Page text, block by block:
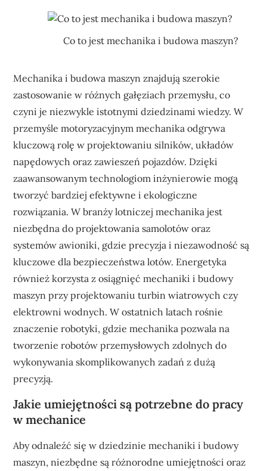
Co to jest mechanika i budowa maszyn?
Mechanika i budowa maszyn znajdują szerokie
zastosowanie w różnych gałęziach przemysłu, co
czyni je niezwykle istotnymi dziedzinami wiedzy. W
przemyśle motoryzacyjnym mechanika odgrywa
kluczową rolę w projektowaniu silników, układów
napędowych oraz zawieszeń pojazdów. Dzięki
zaawansowanym technologiom inżynierowie mogą
tworzyć bardziej efektywne i ekologiczne
rozwiązania. W branży lotniczej mechanika jest
niezbędna do projektowania samolotów oraz
systemów awioniki, gdzie precyzja i niezawodność są
kluczowe dla bezpieczeństwa lotów. Energetyka
również korzysta z osiągnięć mechaniki i budowy
maszyn przy projektowaniu turbin wiatrowych czy
elektrowni wodnych. W ostatnich latach rośnie
znaczenie robotyki, gdzie mechanika pozwala na
tworzenie robotów przemysłowych zdolnych do
wykonywania skomplikowanych zadań z dużą
precyzją.
Jakie umiejętności są potrzebne do pracy
w mechanice
Aby odnaleźć się w dziedzinie mechaniki i budowy
maszyn, niezbędne są różnorodne umiejętności oraz